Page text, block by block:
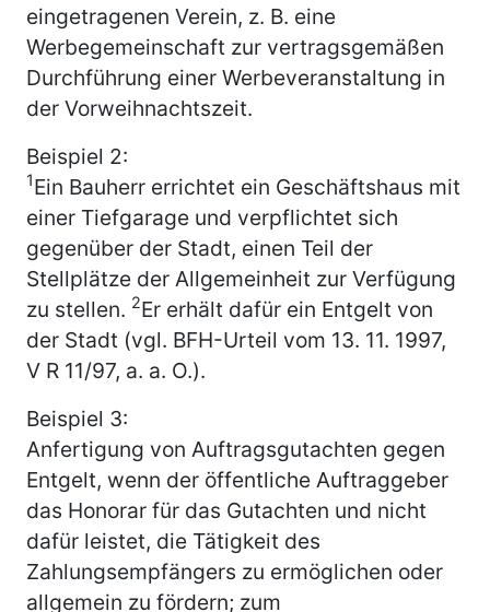
eingetragenen Verein, z. B. eine
Werbegemeinschaft zur vertragsgemäßen
Durchführung einer Werbeveranstaltung in
der Vorweihnachtszeit.
Beispiel 2:
1Ein Bauherr errichtet ein Geschäftshaus mit
einer Tiefgarage und verpflichtet sich
gegenüber der Stadt, einen Teil der
Stellplätze der Allgemeinheit zur Verfügung
zu stellen. 2Er erhält dafür ein Entgelt von
der Stadt (vgl. BFH-Urteil vom 13. 11. 1997,
V R 11/97, a. a. O.).
Beispiel 3:
Anfertigung von Auftragsgutachten gegen
Entgelt, wenn der öffentliche Auftraggeber
das Honorar für das Gutachten und nicht
dafür leistet, die Tätigkeit des
Zahlungsempfängers zu ermöglichen oder
allgemein zu fördern; zum